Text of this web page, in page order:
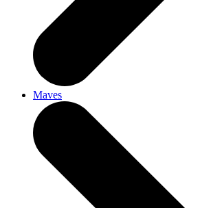
Maves